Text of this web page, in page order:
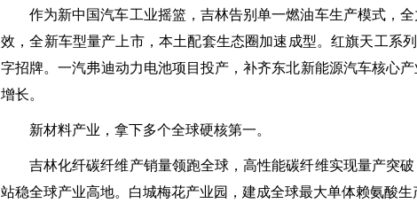
作为新中国汽车工业摇篮，吉林告别单一燃油车生产模式，
效，全新车型量产上市，本土配套生态圈加速成型。红旗天工系
字招牌。一汽弗迪动力电池项目投产，补齐东北新能源汽车核心
增长。
新材料产业，拿下多个全球硬核第一。
吉林化纤碳纤维产销量领跑全球，高性能碳纤维实现量产突
站稳全球产业高地。白城梅花产业园，建成全球最大单体赖氨酸